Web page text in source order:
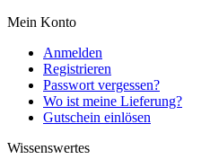
Mein Konto
Anmelden
Registrieren
Passwort vergessen?
Wo ist meine Lieferung?
Gutschein einlösen
Wissenswertes